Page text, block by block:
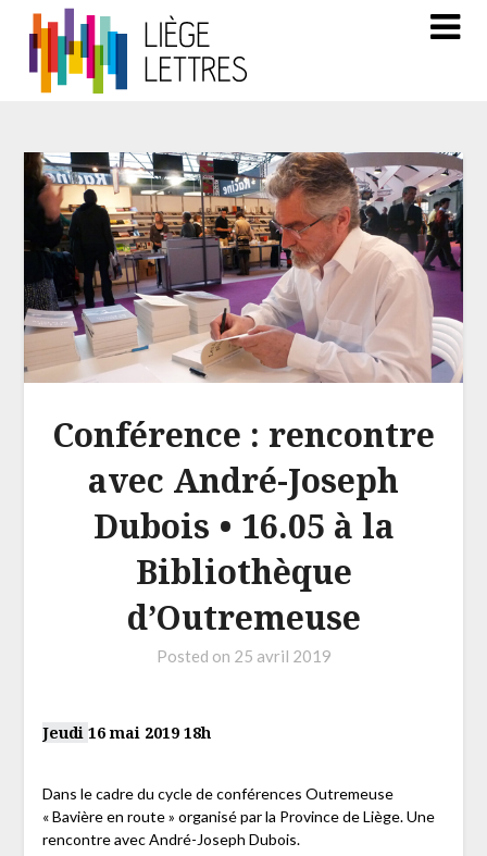
Conférence : rencontre
avec André-Joseph
Dubois • 16.05 à la
Bibliothèque
d’Outremeuse
Posted on 25 avril 2019
Jeudi 16 mai 2019 18h
Dans le cadre du cycle de conférences Outremeuse
« Bavière en route » organisé par la Province de Liège. Une
rencontre avec André-Joseph Dubois.